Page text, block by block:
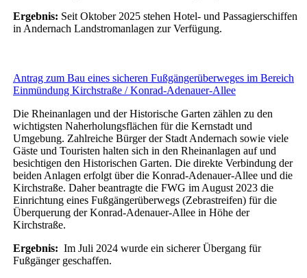
Ergebnis: Seit Oktober 2025 stehen Hotel- und Passagierschiffen
in Andernach Landstromanlagen zur Verfügung.
Antrag zum Bau eines sicheren Fußgängerüberweges im Bereich
Einmündung Kirchstraße / Konrad-Adenauer-Allee
Die Rheinanlagen und der Historische Garten zählen zu den
wichtigsten Naherholungsflächen für die Kernstadt und
Umgebung. Zahlreiche Bürger der Stadt Andernach sowie viele
Gäste und Touristen halten sich in den Rheinanlagen auf und
besichtigen den Historischen Garten. Die direkte Verbindung der
beiden Anlagen erfolgt über die Konrad-Adenauer-Allee und die
Kirchstraße. Daher beantragte die FWG im August 2023 die
Einrichtung eines Fußgängerüberwegs (Zebrastreifen) für die
Überquerung der Konrad-Adenauer-Allee in Höhe der
Kirchstraße.
Ergebnis: Im Juli 2024 wurde ein sicherer Übergang für
Fußgänger geschaffen.